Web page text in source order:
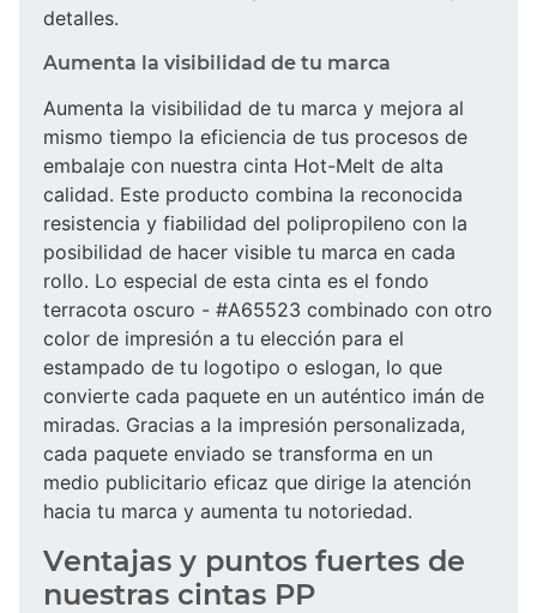
detalles.
Aumenta la visibilidad de tu marca
Aumenta la visibilidad de tu marca y mejora al
mismo tiempo la eficiencia de tus procesos de
embalaje con nuestra cinta Hot-Melt de alta
calidad. Este producto combina la reconocida
resistencia y fiabilidad del polipropileno con la
posibilidad de hacer visible tu marca en cada
rollo. Lo especial de esta cinta es el fondo
terracota oscuro - #A65523 combinado con otro
color de impresión a tu elección para el
estampado de tu logotipo o eslogan, lo que
convierte cada paquete en un auténtico imán de
miradas. Gracias a la impresión personalizada,
cada paquete enviado se transforma en un
medio publicitario eficaz que dirige la atención
hacia tu marca y aumenta tu notoriedad.
Ventajas y puntos fuertes de
nuestras cintas PP